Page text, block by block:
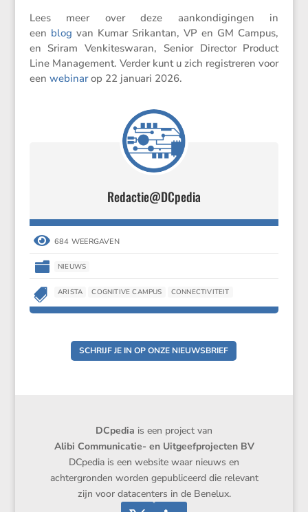
Lees meer over deze aankon­di­gingen in
een blog van Kumar Srikantan, VP en GM Campus,
en Sriram Venki­teswaran, Senior Director Product
Line Manage­ment. Verder kunt u zich registreren voor
een webinarop 22 januari 2026.
Redactie@DCpedia
 684 WEERGAVEN
 NIEUWS
 ARISTA COGNITIVE CAMPUS CONNECTIVITEIT
SCHRIJF JE IN OP ONZE NIEUWSBRIEF
DCpedia is een project van
Alibi Communicatie- en Uitgeefprojecten BV
DCpedia is een website waar nieuws en
achtergronden worden gepubliceerd die relevant
zijn voor datacenters in de Benelux.